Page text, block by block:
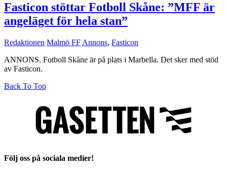
Fasticon stöttar Fotboll Skåne: ”MFF är
angeläget för hela stan”
Redaktionen Malmö FF Annons, Fasticon
ANNONS. Fotboll Skåne är på plats i Marbella. Det sker med stöd
av Fasticon.
Back To Top
Följ oss på sociala medier!